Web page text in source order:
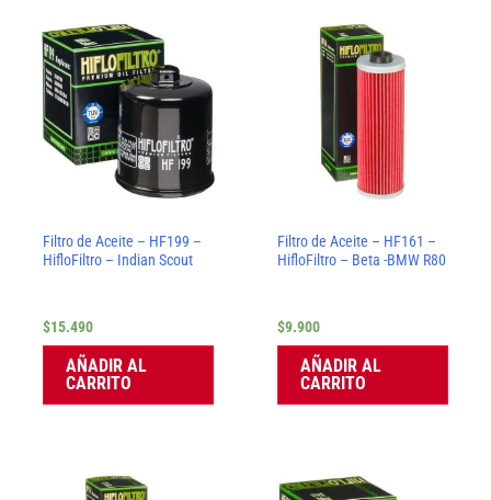
Filtro de Aceite – HF199 –
HifloFiltro – Indian Scout
$15.490
AÑADIR AL
CARRITO
Filtro de Aceite – HF161 –
HifloFiltro – Beta -BMW R80
$9.900
AÑADIR AL
CARRITO